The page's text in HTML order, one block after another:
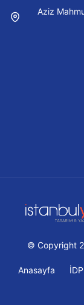
Aziz
© Copyright
Anasayfa